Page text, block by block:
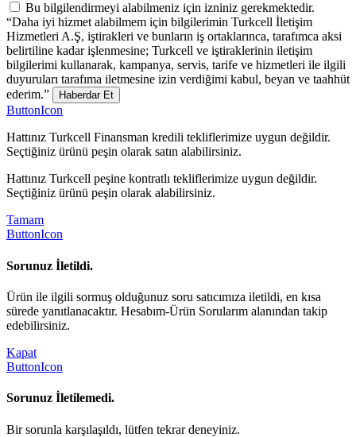
Bu bilgilendirmeyi alabilmeniz için izniniz gerekmektedir.
“Daha iyi hizmet alabilmem için bilgilerimin Turkcell İletişim
Hizmetleri A.Ş, iştirakleri ve bunların iş ortaklarınca, tarafımca aksi
belirtiline kadar işlenmesine; Turkcell ve iştiraklerinin iletişim
bilgilerimi kullanarak, kampanya, servis, tarife ve hizmetleri ile ilgili
duyuruları tarafıma iletmesine izin verdiğimi kabul, beyan ve taahhüt
ederim.”
Haberdar Et
ButtonIcon
Hattınız Turkcell Finansman kredili tekliflerimize uygun değildir.
Seçtiğiniz ürünü peşin olarak satın alabilirsiniz.
Hattınız Turkcell peşine kontratlı tekliflerimize uygun değildir.
Seçtiğiniz ürünü peşin olarak alabilirsiniz.
Tamam
ButtonIcon
Sorunuz İletildi.
Ürün ile ilgili sormuş olduğunuz soru satıcımıza iletildi, en kısa
sürede yanıtlanacaktır. Hesabım-Ürün Sorularım alanından takip
edebilirsiniz.
Kapat
ButtonIcon
Sorunuz İletilemedi.
Bir sorunla karşılaşıldı, lütfen tekrar deneyiniz.